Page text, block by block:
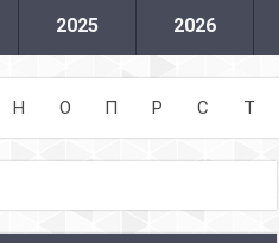
2025 2026
Н О П Р С Т